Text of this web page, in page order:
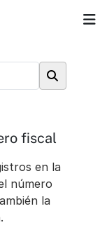
fiscal
en la
número
la